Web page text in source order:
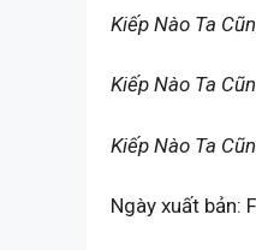
Kiếp Nào Ta
Kiếp Nào Ta
Kiếp Nào Ta
Ngày xuất bản: